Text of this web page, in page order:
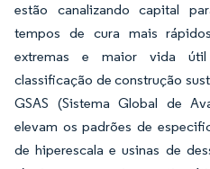
estão canalizando capital
tempos de cura mais
extremas e maior vida
classificação de construção
GSAS (Sistema Global de
elevam os padrões de
de hiperescala e usinas de